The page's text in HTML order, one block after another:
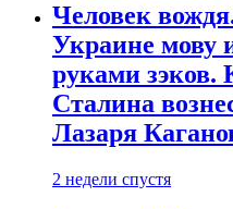
Человек
Украине мову
руками зэков.
Сталина
Лазаря
2 недели спустя